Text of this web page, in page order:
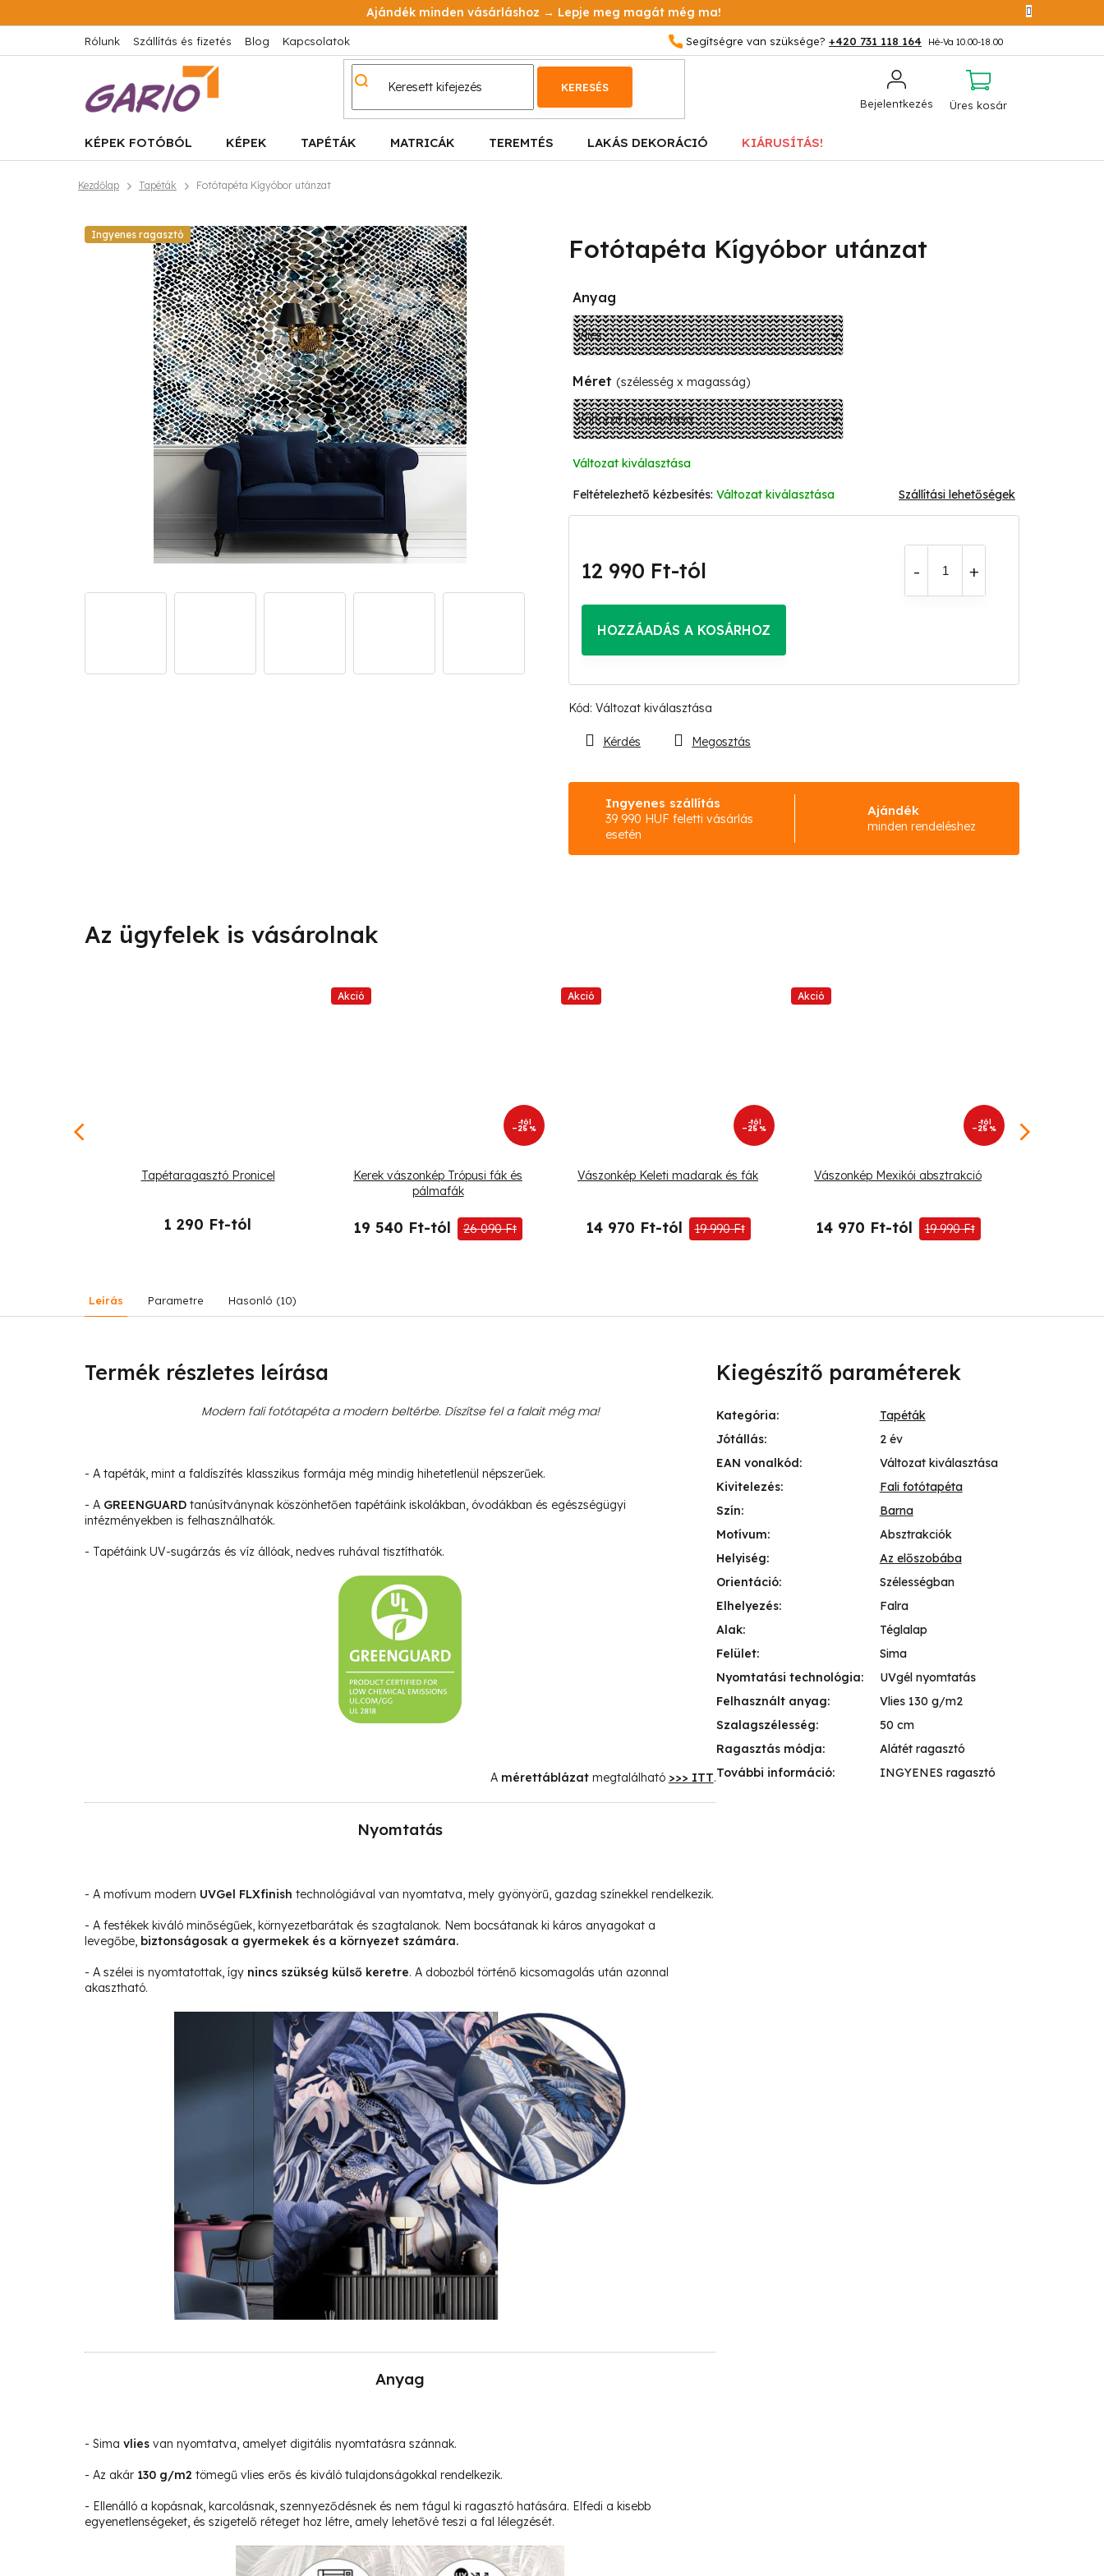
a
tartalomhoz
Ajándék minden vásárláshoz → Lepje meg magát még ma!
+420 731 118 164
Rólunk Szállítás és fizetés Blog Kapcsolatok
Bejelentkezés
KERESÉS
KOSÁR
Üres kosár
KÉPEK FOTÓBÓL KÉPEK TAPÉTÁK MATRICÁK TEREMTÉS LAKÁS DEKORÁCIÓ KIÁRUSÍTÁS!
Kezdőlap Tapéták Fotótapéta Kígyóbor utánzat
Ingyenes ragasztó Fotótapéta Kígyóbor utánzat
Kód: Változat kiválasztása
Anyag
Méret (szélesség x magasság)
Változat kiválasztása
Változat kiválasztása Szállítási lehetőségek
12 990 Ft-tól
HOZZÁADÁS A KOSÁRHOZ
Ingyenes szállítás
39 990 HUF feletti vásárlás
esetén
Ajándék
minden rendeléshez
Kérdés Megosztás
–25 %
Tapétaragasztó Pronicel
1 290 Ft-tól
Akció
-tól
–25 %
Kerek vászonkép Trópusi fák és
pálmafák
19 540 Ft-tól 26 090 Ft
Akció
-tól
–25 %
Vászonkép Keleti madarak és fák
14 970 Ft-tól 19 990 Ft
Akció
-tól
–25 %
Vászonkép Mexikói absztrakció
14 970 Ft-tól 19 990 Ft
Leírás Parametre Hasonló (10)
Termék részletes leírása
Modern fali fotótapéta a modern beltérbe. Díszítse fel a falait még ma!
- A tapéták, mint a faldíszítés klasszikus formája még mindig hihetetlenül népszerűek.
- A GREENGUARD tanúsítványnak köszönhetően tapétáink iskolákban, óvodákban és egészségügyi
intézményekben is felhasználhatók.
- Tapétáink UV-sugárzás és víz állóak, nedves ruhával tisztíthatók.
A mérettáblázat megtalálható >>> ITT.
Nyomtatás
- A motívum modern UVGel FLXfinish technológiával van nyomtatva, mely gyönyörű, gazdag színekkel rendelkezik.
- A festékek kiváló minőségűek, környezetbarátak és szagtalanok. Nem bocsátanak ki káros anyagokat a
levegőbe, biztonságosak a gyermekek és a környezet számára.
- A szélei is nyomtatottak, így nincs szükség külső keretre. A dobozból történő kicsomagolás után azonnal
akasztható.
Anyag
- Sima vlies van nyomtatva, amelyet digitális nyomtatásra szánnak.
- Az akár 130 g/m2 tömegű vlies erős és kiváló tulajdonságokkal rendelkezik.
- Ellenálló a kopásnak, karcolásnak, szennyeződésnek és nem tágul ki ragasztó hatására. Elfedi a kisebb
egyenetlenségeket, és szigetelő réteget hoz létre, amely lehetővé teszi a fal lélegzését.
Kiegészítő paraméterek
Kategória:
Tapéták
Jótállás:
2 év
EAN vonalkód:
Változat kiválasztása
Kivitelezés:
Fali fotótapéta
Szín:
Barna
Motívum:
Absztrakciók
Helyiség:
Az előszobába
Orientáció:
Szélességban
Elhelyezés:
Falra
Alak:
Téglalap
Felület:
Sima
Nyomtatási technológia:
UVgél nyomtatás
Felhasznált anyag:
Vlies 130 g/m2
Szalagszélesség:
50 cm
Ragasztás módja:
Alátét ragasztó
További információ: INGYENES ragasztó